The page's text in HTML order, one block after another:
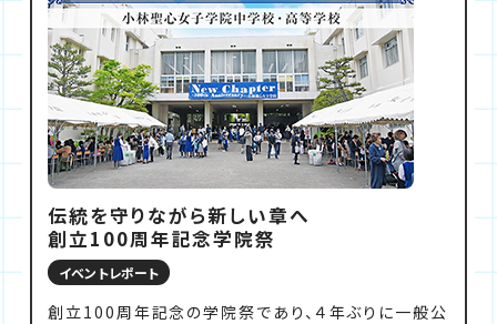
伝統を守りながら新しい章へ
創立100周年記念学院祭
イベントレポート
創立100周年記念の学院祭であり、４年ぶりに一般公